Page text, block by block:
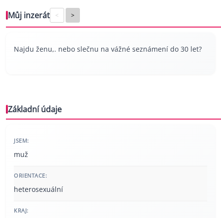
Můj inzerát < >
Najdu ženu,. nebo slečnu na vážné seznámení do 30 let?
Základní údaje
JSEM:
muž
ORIENTACE:
heterosexuální
KRAJ: